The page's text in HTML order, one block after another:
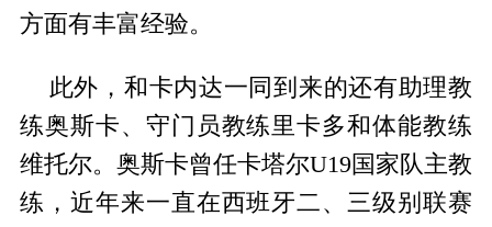
方面有丰富经验。
此外，和卡内达一同到来的还有助理教
练奥斯卡、守门员教练里卡多和体能教练
维托尔。奥斯卡曾任卡塔尔U19国家队主教
练，近年来一直在西班牙二、三级别联赛